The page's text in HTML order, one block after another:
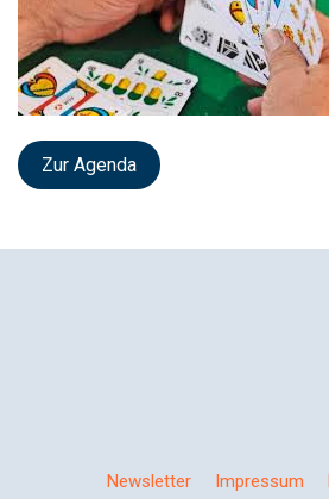
Zur Agenda
Newsletter Impressum